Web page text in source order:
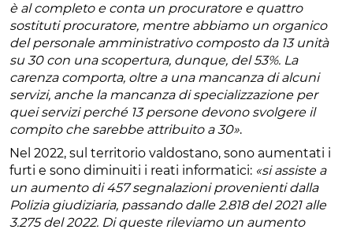
è al completo e conta un procuratore e quattro
sostituti procuratore, mentre abbiamo un organico
del personale amministrativo composto da 13 unità
su 30 con una scopertura, dunque, del 53%. La
carenza comporta, oltre a una mancanza di alcuni
servizi, anche la mancanza di specializzazione per
quei servizi perché 13 persone devono svolgere il
compito che sarebbe attribuito a 30».
Nel 2022, sul territorio valdostano, sono aumentati i
furti e sono diminuiti i reati informatici: «si assiste a
un aumento di 457 segnalazioni provenienti dalla
Polizia giudiziaria, passando dalle 2.818 del 2021 alle
3.275 del 2022. Di queste rileviamo un aumento